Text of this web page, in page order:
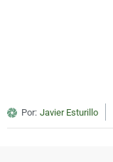
Por: Javier Esturillo